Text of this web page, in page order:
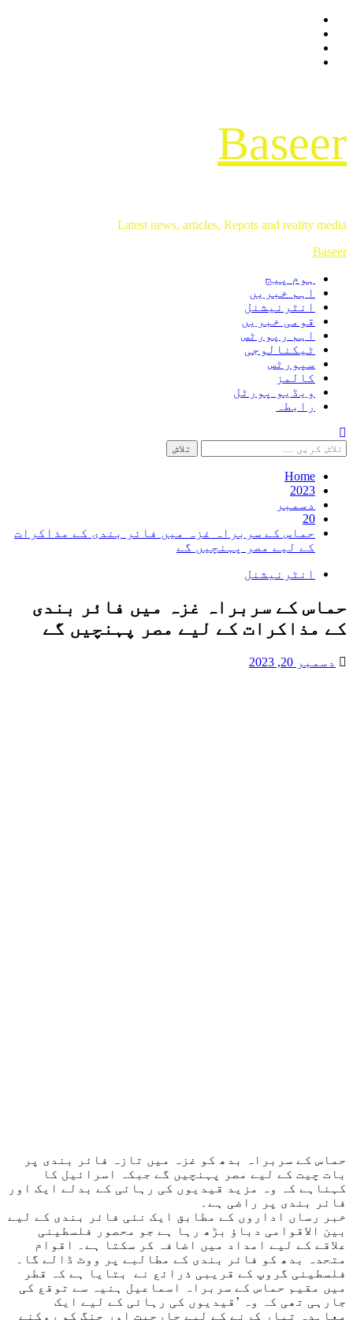
Skip
content
Baseer
Latest news, articles, Repots and reality media
Primary
Baseer
ہوم پیج
اہم خبریں
انٹرنیشنل
قومی خبریں
اہم رپورٹس
ٹیکنالوجی
سپورٹس
کالمز
ویڈیو پورٹل
رابطہ
تلاش
کریں
برائے:Home
2023
دسمبر
20
حماس کے سربراہ غزہ میں فائر بندی کے مذاکرات
کے لیے مصر پہنچیں گے
انٹرنیشنل
حماس کے سربراہ غزہ میں فائر بندی
کے مذاکرات کے لیے مصر پہنچیں گے
دسمبر 20, 2023
حماس کے سربراہ بدھ کو غزہ میں تازہ فائر بندی پر
بات چیت کے لیے مصر پہنچیں گے جبکہ اسرائیل کا
کہناہے کہ وہ مزید قیدیوں کی رہائی کے بدلے ایک اور
فائر بندی پر راضی ہے۔
خبر رساں اداروں کے مطابق ایک نئی فائر بندی کے لیے
بین الاقوامی دباؤ بڑھ رہا ہے جو محصور فلسطینی
علاقے کے لیے امداد میں اضافہ کر سکتا ہے۔ اقوام
متحدہ بدھ کو فائر بندی کے مطالبے پر ووٹ ڈالے گا۔
فلسطینی گروپ کے قریبی ذرائع نے بتایا ہے کہ قطر
میں مقیم حماس کے سربراہ اسماعیل ہنیہ سے توقع کی
جارہی تھی کہ وہ ’قیدیوں کی رہائی کے لیے ایک
معاہدہ تیار کرنے کے لیے جارحیت اور جنگ کو روکنے